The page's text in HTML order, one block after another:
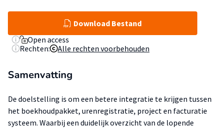
Download Bestand
Open access
Rechten:
Alle rechten voorbehouden
Samenvatting
De doelstelling is om een betere integratie te krijgen tussen
het boekhoudpakket, urenregistratie, project en facturatie
systeem. Waarbij een duidelijk overzicht van de lopende